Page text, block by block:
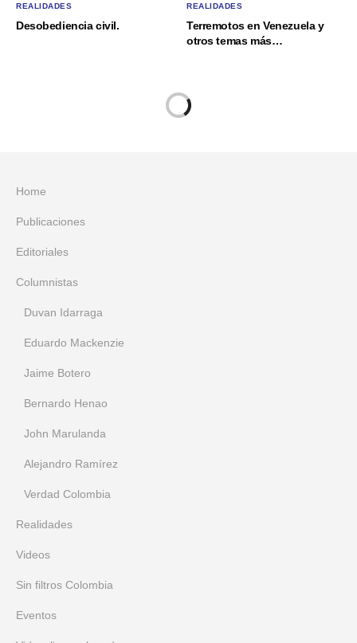
REALIDADES
Desobediencia civil.
REALIDADES
Terremotos en Venezuela y
otros temas más…
Home
Publicaciones
Editoriales
Columnistas
Duvan Idarraga
Eduardo Mackenzie
Jaime Botero
Bernardo Henao
John Marulanda
Alejandro Ramírez
Verdad Colombia
Realidades
Videos
Sin filtros Colombia
Eventos